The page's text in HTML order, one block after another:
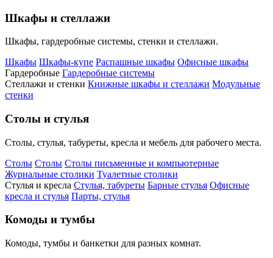
Шкафы и стеллажи
Шкафы, гардеробные системы, стенки и стеллажи.
Шкафы Шкафы-купе Распашные шкафы Офисные шкафы
Гардеробные Гардеробные системы
Стеллажи и стенки Книжные шкафы и стеллажи Модульные
стенки
Столы и стулья
Столы, стулья, табуреты, кресла и мебель для рабочего места.
Столы Столы Столы письменные и компьютерные
Журнальные столики Туалетные столики
Стулья и кресла Стулья, табуреты Барные стулья Офисные
кресла и стулья Парты, стулья
Комоды и тумбы
Комоды, тумбы и банкетки для разных комнат.